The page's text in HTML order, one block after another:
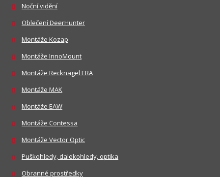
Noční vidění
Oblečení DeerHunter
Montáže Kozap
Montáže InnoMount
Montáže Recknagel ERA
Montáže MAK
Montáže EAW
Montáže Contessa
Montáže Vector Optic
Puškohledy, dalekohledy, optika
Obranné prostředky